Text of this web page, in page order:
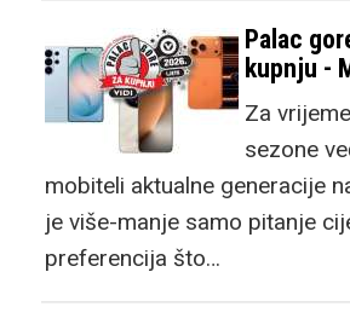
Palac
kupnju -
Za
sezone
mobiteli aktualne generacije
je više-manje samo pitanje
preferencija što…